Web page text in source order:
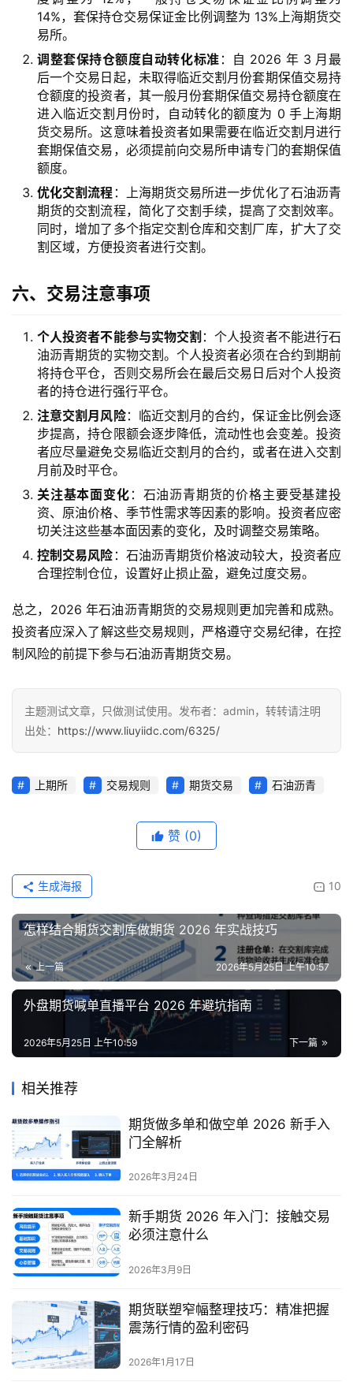
14%，套保持仓交易保证金比例调整为 13%上海期货交
易所。
调整套保持仓额度自动转化标准 ：自 2026 年 3 月最
后一个交易日起，未取得临近交割月份套期保值交易持
仓额度的投资者，其一般月份套期保值交易持仓额度在
进入临近交割月份时，自动转化的额度为 0 手上海期
货交易所。这意味着投资者如果需要在临近交割月进行
套期保值交易，必须提前向交易所申请专门的套期保值
额度。
优化交割流程 ：上海期货交易所进一步优化了石油沥青
期货的交割流程，简化了交割手续，提高了交割效率。
同时，增加了多个指定交割仓库和交割厂库，扩大了交
割区域，方便投资者进行交割。
六、交易注意事项
个人投资者不能参与实物交割 ：个人投资者不能进行石
油沥青期货的实物交割。个人投资者必须在合约到期前
将持仓平仓，否则交易所会在最后交易日后对个人投资
者的持仓进行强行平仓。
注意交割月风险：临近交割月的合约，保证金比例会逐
步提高，持仓限额会逐步降低，流动性也会变差。投资
者应尽量避免交易临近交割月的合约，或者在进入交割
月前及时平仓。
关注基本面变化 ：石油沥青期货的价格主要受基建投
资、原油价格、季节性需求等因素的影响。投资者应密
切关注这些基本面因素的变化，及时调整交易策略。
控制交易风险 ：石油沥青期货价格波动较大，投资者应
合理控制仓位，设置好止损止盈，避免过度交易。
总之，2026 年石油沥青期货的交易规则更加完善和成熟。
投资者应深入了解这些交易规则，严格遵守交易纪律，在控
制风险的前提下参与石油沥青期货交易。
主题测试文章，只做测试使用。发布者：admin，转转请注明
出处： https://www.liuyiidc.com/6325/
上期所 交易规则 期货交易 石油沥青
赞 (0)
10
生成海报
怎样结合期货交割库做期货 2026 年实战技巧
上一篇 2026年5月25日 上午10:57
外盘期货喊单直播平台 2026 年避坑指南
下一篇
2026年5月25日 上午10:59
相关推荐
期货做多单和做空单 2026 新手入
门全解析
2026年3月24日
新手期货 2026 年入门：接触交易
必须注意什么
2026年3月9日
期货联塑窄幅整理技巧：精准把握
震荡行情的盈利密码
2026年1月17日